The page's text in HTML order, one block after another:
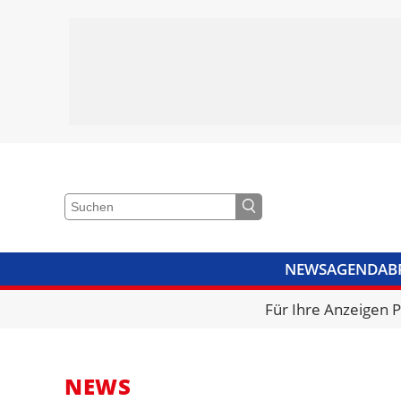
NEWSAGENDA
VIDEOSBIBLIOTHEK
Für Ihre Anzeigen
NEWS